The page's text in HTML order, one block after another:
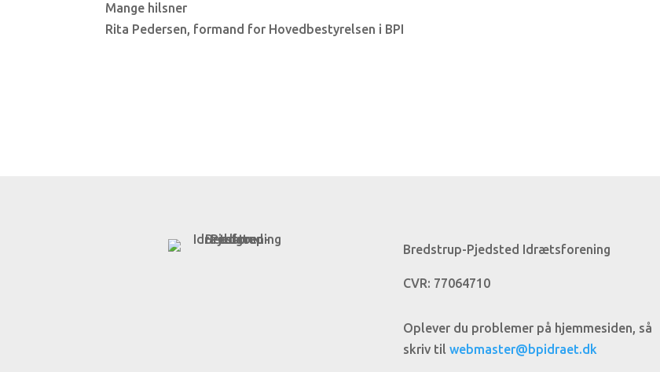
Mange hilsner
Rita Pedersen, formand for Hovedbestyrelsen i BPI
Bredstrup-Pjedsted Idrætsforening
CVR: 77064710
Oplever du problemer på hjemmesiden, så
skriv til webmaster@bpidraet.dk